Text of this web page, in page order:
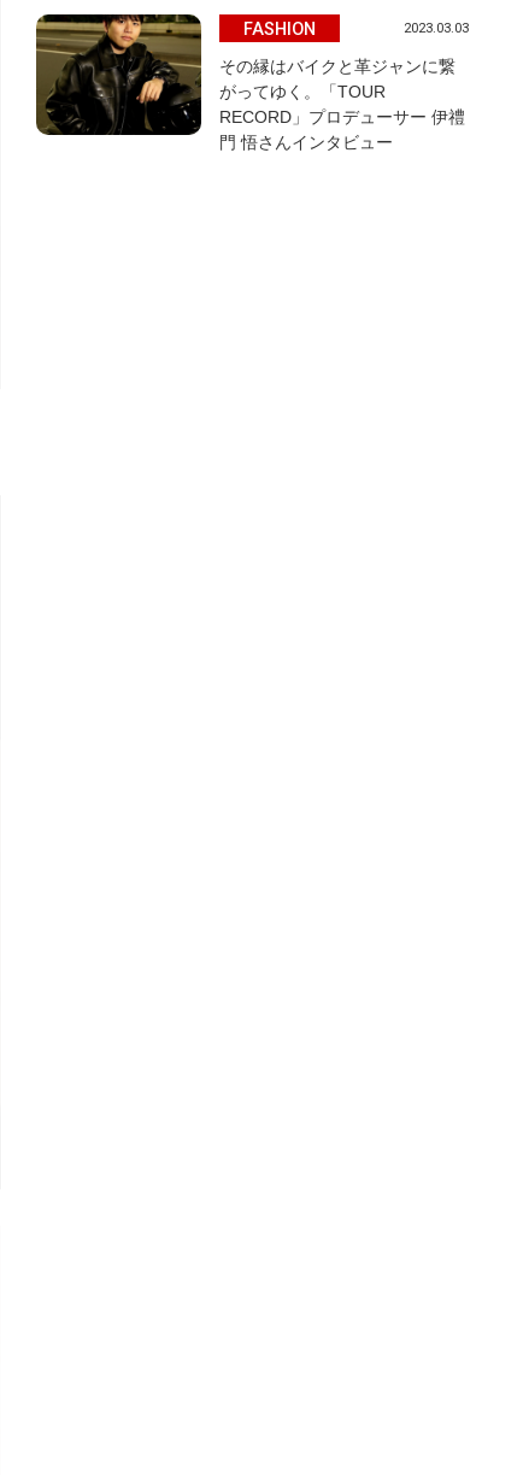
FASHION 2023.03.03
その縁はバイクと革ジャンに繋
がってゆく。「TOUR
RECORD」プロデューサー 伊禮
門 悟さんインタビュー